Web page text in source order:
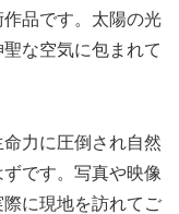
品です。太陽の光
な空気に包まれて
力に圧倒され自然
です。写真や映像
に現地を訪れてご